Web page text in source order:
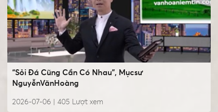
“Sỏi Đá Cũng Cần Có Nhau”, Mụcsư
NguyễnVănHoàng
2026-07-06 | Lượt xem
405